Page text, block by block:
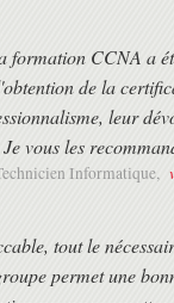
formation CCNA a
de la
leur
vous les
Informatique,
tout le
permet une